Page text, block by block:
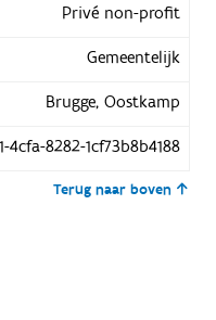
Privé non-profit
Gemeentelijk
Brugge, Oostkamp
4cfa-8282-1cf73b8b4188
Terug naar boven